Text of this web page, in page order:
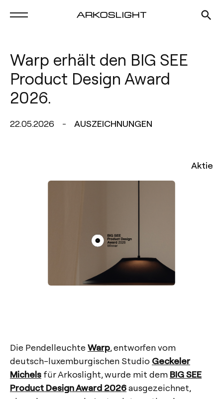
Warp erhält den BIG SEE
Product Design Award
2026.
22.05.2026 AUSZEICHNUNGEN
Aktie
Die PendelleuchteWarp, entworfen vom
deutsch-luxemburgischen Studio Geckeler
Michels für Arkoslight, wurde mit dem BIG SEE
Product Design Award 2026ausgezeichnet,